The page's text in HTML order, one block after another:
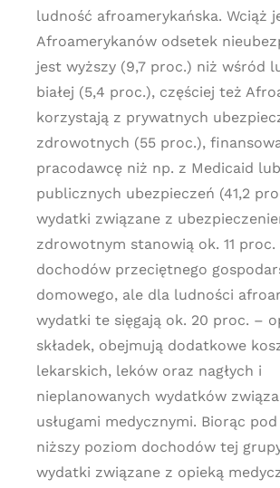
ludność afroamerykańska. Wciąż
Afroamerykanów odsetek
jest wyższy (9,7 proc.) niż wśród
białej (5,4 proc.), częściej też
korzystają z prywatnych
zdrowotnych (55 proc.),
pracodawcę niż np. z Medicaid
publicznych ubezpieczeń (41,2
wydatki związane z
zdrowotnym stanowią ok. 11
dochodów przeciętnego
domowego, ale dla ludności
wydatki te sięgają ok. 20 proc. –
składek, obejmują dodatkowe
lekarskich, leków oraz nagłych i
nieplanowanych wydatków
usługami medycznymi. Biorąc
niższy poziom dochodów tej
wydatki związane z opieką